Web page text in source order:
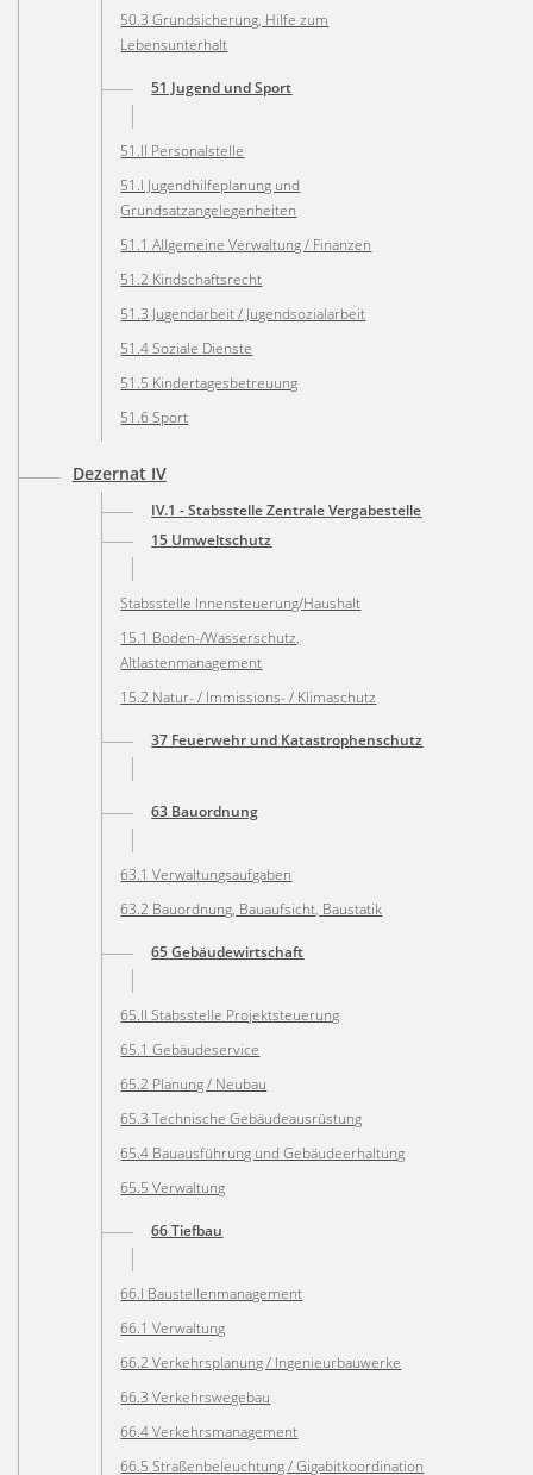
50.3 Grundsicherung, Hilfe zum
Lebensunterhalt
51 Jugend und Sport
51.II Personalstelle
51.I Jugendhilfeplanung und
Grundsatzangelegenheiten
51.1 Allgemeine Verwaltung / Finanzen
51.2 Kindschaftsrecht
51.3 Jugendarbeit / Jugendsozialarbeit
51.4 Soziale Dienste
51.5 Kindertagesbetreuung
51.6 Sport
Dezernat IV
IV.1 - Stabsstelle Zentrale Vergabestelle
15 Umweltschutz
Stabsstelle Innensteuerung/Haushalt
15.1 Boden-/Wasserschutz,
Altlastenmanagement
15.2 Natur- / Immissions- / Klimaschutz
37 Feuerwehr und Katastrophenschutz
63 Bauordnung
63.1 Verwaltungsaufgaben
63.2 Bauordnung, Bauaufsicht, Baustatik
65 Gebäudewirtschaft
65.II Stabsstelle Projektsteuerung
65.1 Gebäudeservice
65.2 Planung / Neubau
65.3 Technische Gebäudeausrüstung
65.4 Bauausführung und Gebäudeerhaltung
65.5 Verwaltung
66 Tiefbau
66.I Baustellenmanagement
66.1 Verwaltung
66.2 Verkehrsplanung / Ingenieurbauwerke
66.3 Verkehrswegebau
66.4 Verkehrsmanagement
66.5 Straßenbeleuchtung / Gigabitkoordination